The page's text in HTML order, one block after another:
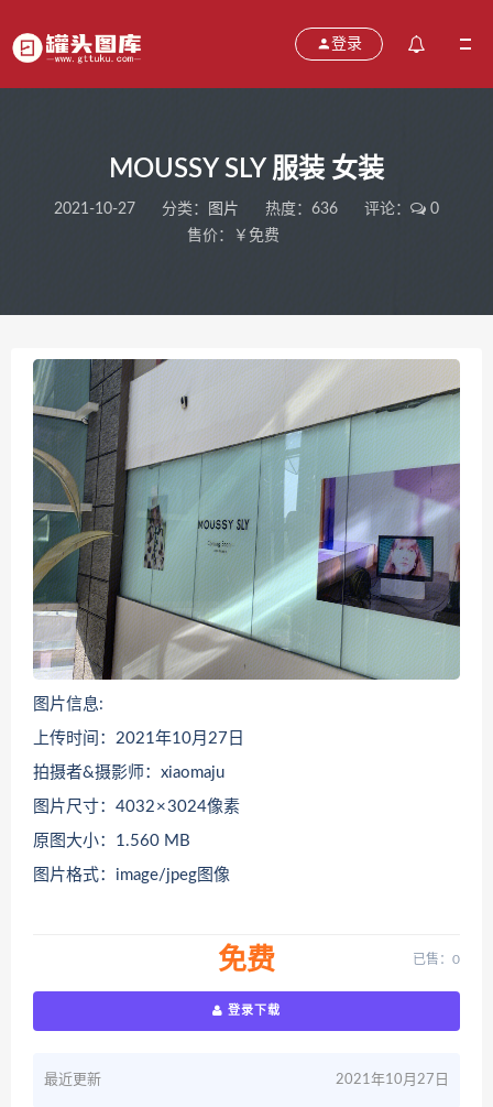
登录
MOUSSY SLY 服装 女装
2021-10-27 分类： 图片 热度：636 评论：
0
售价：￥免费
图片信息:
上传时间：2021年10月27日
拍摄者&摄影师：xiaomaju
图片尺寸：4032 × 3024像素
原图大小：1.560 MB
图片格式：image/jpeg图像
免费 已售：0
登录下载
最近更新 2021年10月27日